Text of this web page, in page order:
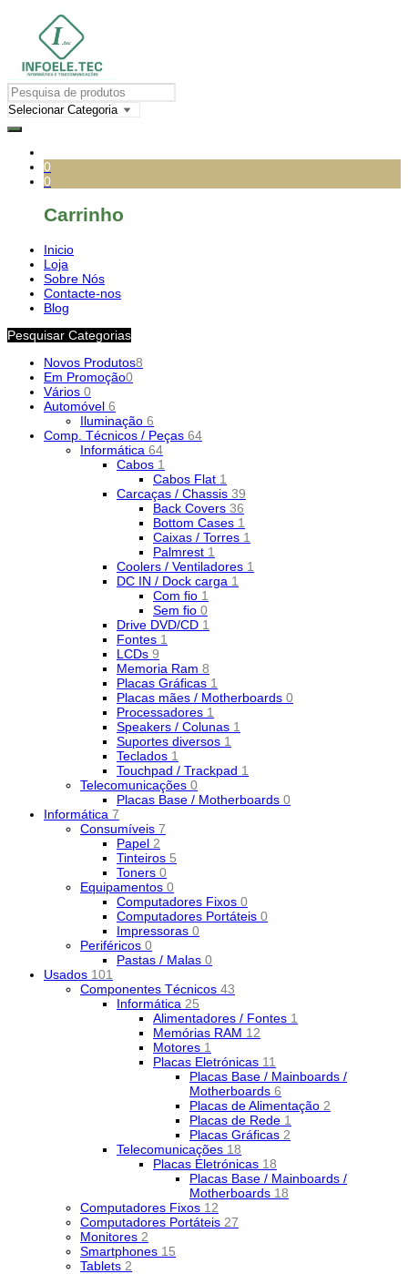
0
0
Carrinho
Inicio
Loja
Sobre Nós
Contacte-nos
Blog
Pesquisar Categorias
Novos Produtos8
Em Promoção0
Vários 0
Automóvel 6
Iluminação 6
Comp. Técnicos / Peças 64
Informática 64
Cabos 1
Cabos Flat 1
Carcaças / Chassis 39
Back Covers 36
Bottom Cases 1
Caixas / Torres 1
Palmrest 1
Coolers / Ventiladores 1
DC IN / Dock carga 1
Com fio 1
Sem fio 0
Drive DVD/CD 1
Fontes 1
LCDs 9
Memoria Ram 8
Placas Gráficas 1
Placas mães / Motherboards 0
Processadores 1
Speakers / Colunas 1
Suportes diversos 1
Teclados 1
Touchpad / Trackpad 1
Telecomunicações 0
Placas Base / Motherboards 0
Informática 7
Consumíveis 7
Papel 2
Tinteiros 5
Toners 0
Equipamentos 0
Computadores Fixos 0
Computadores Portáteis 0
Impressoras 0
Periféricos 0
Pastas / Malas 0
Usados 101
Componentes Técnicos 43
Informática 25
Alimentadores / Fontes 1
Memórias RAM 12
Motores 1
Placas Eletrónicas 11
Placas Base / Mainboards /
Motherboards 6
Placas de Alimentação 2
Placas de Rede 1
Placas Gráficas 2
Telecomunicações 18
Placas Eletrónicas 18
Placas Base / Mainboards /
Motherboards 18
Computadores Fixos 12
Computadores Portáteis 27
Monitores 2
Smartphones 15
Tablets 2